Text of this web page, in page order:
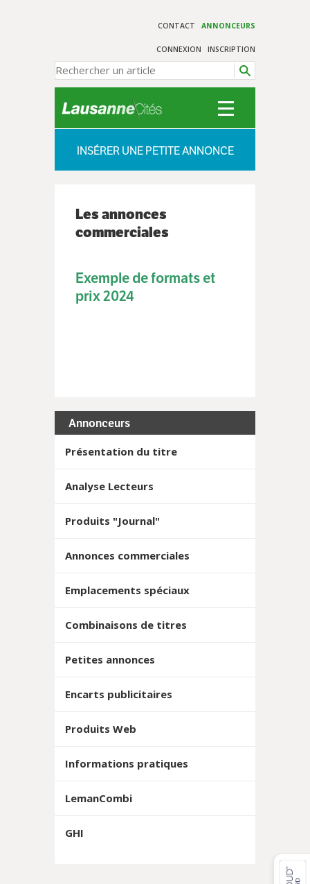
CONTACT ANNONCEURS
CONNEXION INSCRIPTION
INSÉRER UNE PETITE ANNONCE
Les annonces
commerciales
Exemple de formats et
prix 2024
Annonceurs
Présentation du titre
Analyse Lecteurs
Produits "Journal"
Annonces commerciales
Emplacements spéciaux
Combinaisons de titres
Petites annonces
Encarts publicitaires
Produits Web
Informations pratiques
LemanCombi
GHI